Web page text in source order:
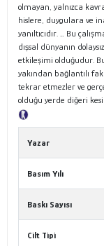
olmayan, yalnızca
hislere, duygulara ve
yanıltıcıdır. … Bu
dışsal dünyanın
etkileşimi olduğudur.
yakından bağlantılı
tekrar etmezler ve
olduğu yerde diğeri
Yazar
Basım Yılı
Baskı Sayısı
Cilt Tipi